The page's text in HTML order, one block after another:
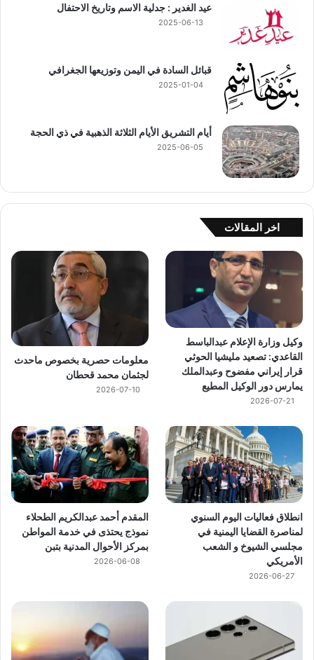
عيد الغدير : جدلية الاسم وتاريخ الاحتفال
2025-06-13
قبائل السادة في اليمن وتوزيعها الجغرافي
2025-01-04
أيام التشريق الأيام الثلاثة الذهبية في ذي الحجة
2025-06-05
اخر المقالات
وكيل وزارة الإعلام عبدالباسط
القاعدي: تصعيد مليشيا الحوثي
قرار إيراني مفضوح وعبدالملك
يمارس دور الوكيل المطيع
2026-07-21
معلومات حصرية بخصوص ماحدث
لجثمان محمد قحطان
2026-07-10
انطلاق فعاليات اليوم السنوي
لمناصرة القضايا اليمنية في
مجلسي الشيوخ و الشعب
الأمريكي
2026-06-27
المقدم أحمد عبدالكريم الطحلاء
نموذج يحتذى في خدمة المواطن
بمركز الأحوال المدنية بتبن
2026-06-08